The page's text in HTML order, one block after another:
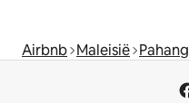
Airbnb Maleisië Pahang